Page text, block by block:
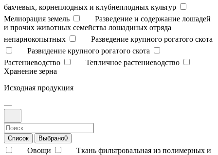
бахчевых, корнеплодных и клубнеплодных культур
Мелиорация земель
Разведение и содержание лошадей
и прочих животных семейства лошадиных отряда
непарнокопытных
Разведение крупного рогатого скота
Развидение крупного рогатого скота
Растениеводство
Тепличное растениеводство
Хранение зерна
Исходная продукция
—
Список Выбрано0
Овощи
Ткань фильтровальная из полимерных и